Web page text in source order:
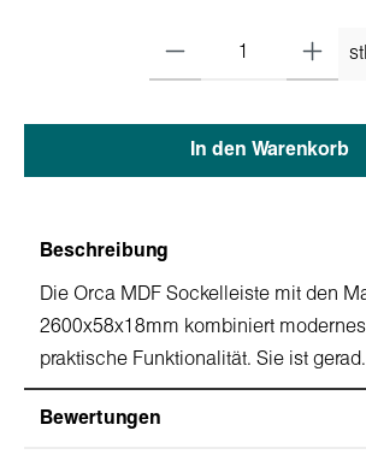
In den Warenkorb
Beschreibung
Die Orca MDF Sockelleiste mit den
2600x58x18mm kombiniert
praktische Funktionalität. Sie ist
Bewertungen